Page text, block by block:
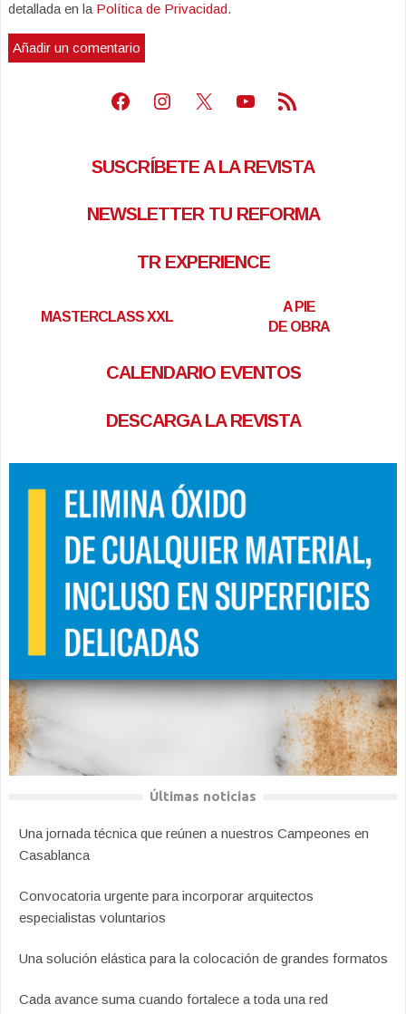
detallada en la Política de Privacidad.
Facebook
Instagram
X Youtube
Feed RSS
SUSCRÍBETE A LA REVISTA
NEWSLETTER TU REFORMA
TR EXPERIENCE
MASTERCLASS XXL
A PIE
DE OBRA
CALENDARIO EVENTOS
DESCARGA LA REVISTA
Últimas noticias
Una jornada técnica que reúnen a nuestros Campeones en
Casablanca
Convocatoria urgente para incorporar arquitectos
especialistas voluntarios
Una solución elástica para la colocación de grandes formatos
Cada avance suma cuando fortalece a toda una red